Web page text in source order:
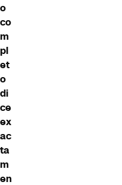
o
co
m
pl
et
o
di
ce
ex
ac
ta
m
en